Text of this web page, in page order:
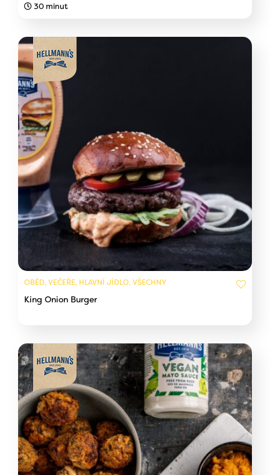
30 minut
OBĚD, VEČEŘE, HLAVNÍ JÍDLO, VŠECHNY
King Onion Burger